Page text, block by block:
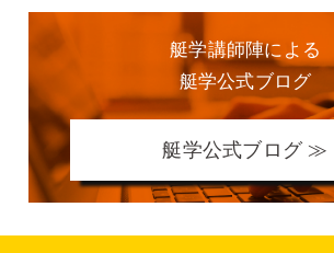
艇学講師陣による
艇学公式ブログ
艇学公式ブログ ≫